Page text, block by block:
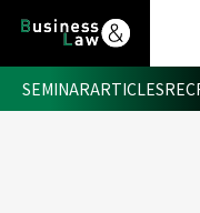
SEMINARARTICLES